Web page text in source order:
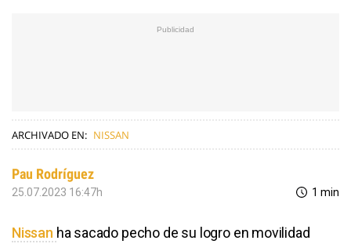
ARCHIVADO EN: NISSAN
Pau Rodríguez
25.07.2023 16:47h 1 min
Nissan ha sacado pecho de su logro en movilidad